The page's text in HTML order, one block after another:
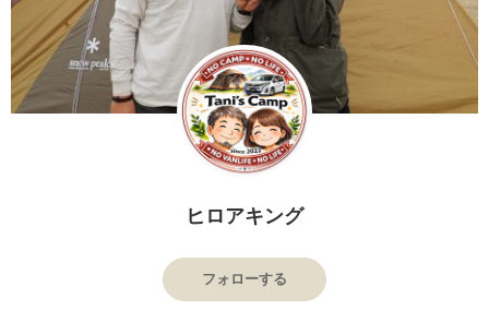
ヒロアキング
フォローする